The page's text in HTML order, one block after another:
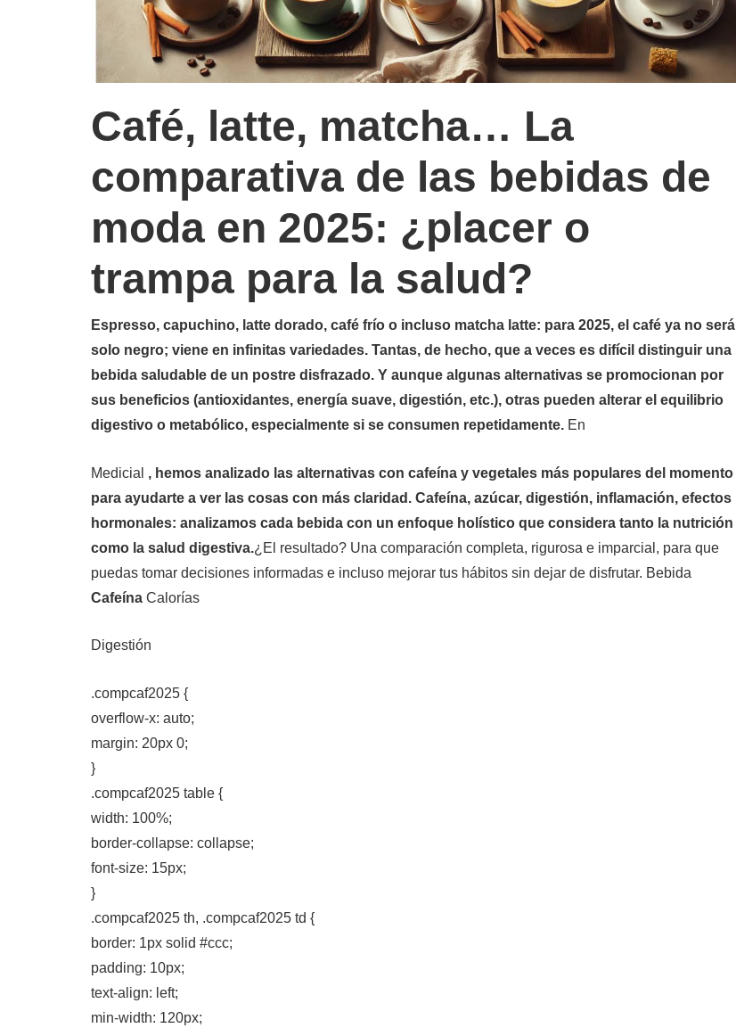
Café, latte, matcha… La
comparativa de las bebidas de
moda en 2025: ¿placer o
trampa para la salud?
Espresso, capuchino, latte dorado, café frío o incluso matcha latte: para 2025, el café ya no será
solo negro; viene en infinitas variedades. Tantas, de hecho, que a veces es difícil distinguir una
bebida saludable de un postre disfrazado. Y aunque algunas alternativas se promocionan por
sus beneficios (antioxidantes, energía suave, digestión, etc.), otras pueden alterar el equilibrio
digestivo o metabólico, especialmente si se consumen repetidamente. En
Medicial , hemos analizado las alternativas con cafeína y vegetales más populares del momento
para ayudarte a ver las cosas con más claridad. Cafeína, azúcar, digestión, inflamación, efectos
hormonales: analizamos cada bebida con un enfoque holístico que considera tanto la nutrición
como la salud digestiva.¿El resultado? Una comparación completa, rigurosa e imparcial, para que
puedas tomar decisiones informadas e incluso mejorar tus hábitos sin dejar de disfrutar. Bebida
Cafeína Calorías
Digestión
.compcaf2025 {
overflow-x: auto;
margin: 20px 0;
}
.compcaf2025 table {
width: 100%;
border-collapse: collapse;
font-size: 15px;
}
.compcaf2025 th, .compcaf2025 td {
border: 1px solid #ccc;
padding: 10px;
text-align: left;
min-width: 120px;